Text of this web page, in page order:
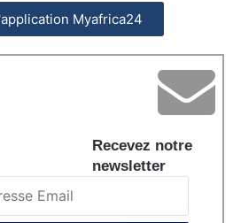
Myafrica24
Recevez notre
newsletter